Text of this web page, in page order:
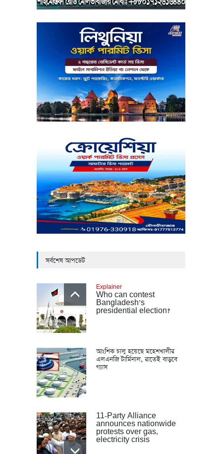
সর্বশেষ আপডেট
Explainer
Who can contest
Bangladesh’s
presidential election?
আংশিক চালু হয়েছে মহেশখালীর
এলএনজি টার্মিনাল, রাতেই বাড়বে
গ্যাস
11-Party Alliance
announces nationwide
protests over gas,
electricity crisis